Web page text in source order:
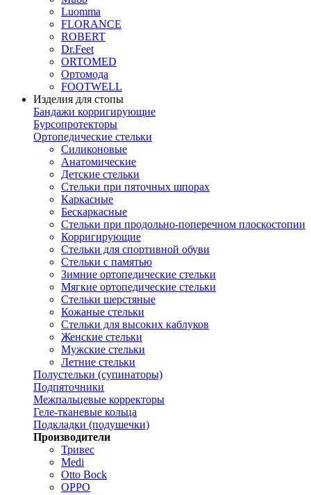
Luomma
FLORANCE
ROBERT
Dr.Feet
ORTOMED
Ортомода
FOOTWELL
Изделия для стопы
Бандажи корригирующие
Бурсопротекторы
Ортопедические стельки
Силиконовые
Анатомические
Детские стельки
Стельки при пяточных шпорах
Каркасные
Бескаркасные
Стельки при продольно-поперечном плоскостопии
Корригирующие
Стельки для спортивной обуви
Стельки с памятью
Зимние ортопедические стельки
Мягкие ортопедические стельки
Стельки шерстяные
Кожаные стельки
Стельки для высоких каблуков
Женские стельки
Мужские стельки
Летние стельки
Полустельки (супинаторы)
Подпяточники
Межпальцевые корректоры
Геле-тканевые кольца
Подкладки (подушечки)
Производители
Тривес
Medi
Otto Bock
OPPO